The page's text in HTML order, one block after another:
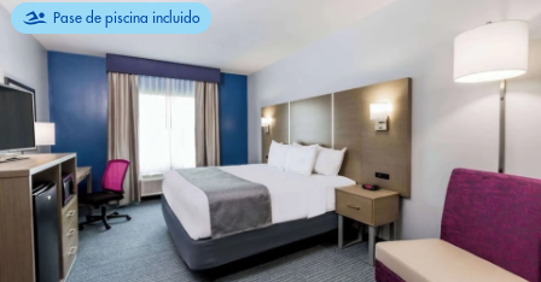
Pase de piscina incluido